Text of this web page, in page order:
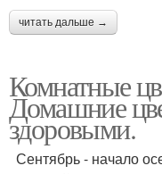
читать дальше →
Комнатные
Домашние
здоровыми.
Сентябрь - начало